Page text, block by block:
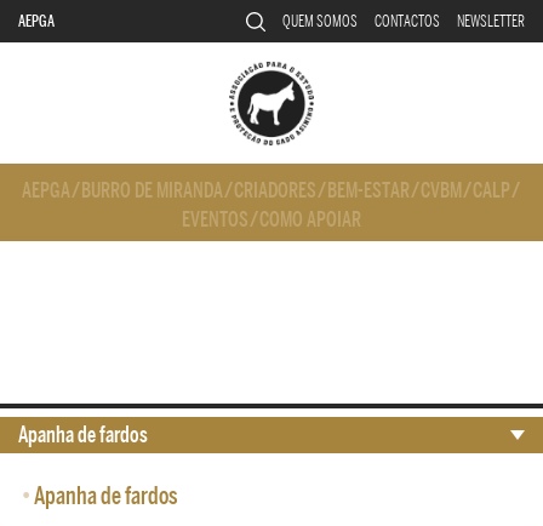
AEPGA QUEM SOMOS CONTACTOS NEWSLETTER
AEPGA/ BURRO DE MIRANDA/CRIADORES/ BEM-ESTAR/CVBM/CALP/
EVENTOS/COMO APOIAR
•Apanha de fardos
Apanha de fardos